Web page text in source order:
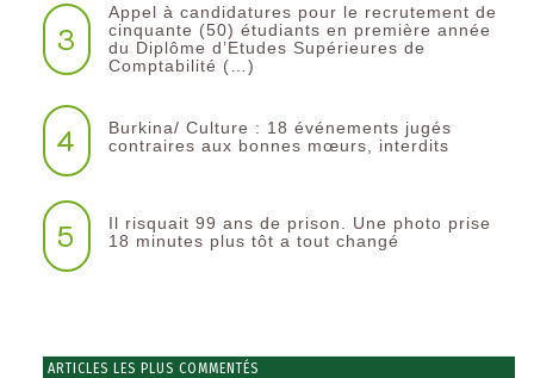
3
Appel à candidatures pour le recrutement de
cinquante (50) étudiants en première année
du Diplôme d’Etudes Supérieures de
Comptabilité (…)
4
Burkina/ Culture : 18 événements jugés
contraires aux bonnes mœurs, interdits
5
Il risquait 99 ans de prison. Une photo prise
18 minutes plus tôt a tout changé
ARTICLES LES PLUS COMMENTÉS